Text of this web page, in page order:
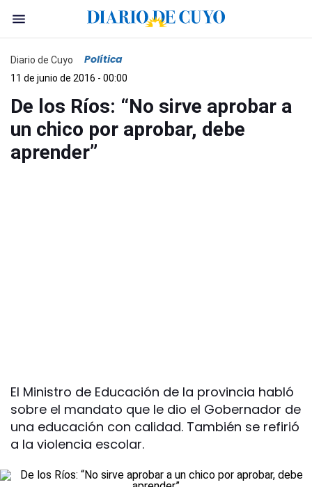
Diario de Cuyo Política
11 de junio de 2016 - 00:00
De los Ríos: “No sirve aprobar a
un chico por aprobar, debe
aprender”
El Ministro de Educación de la provincia habló
sobre el mandato que le dio el Gobernador de
una educación con calidad. También se refirió
a la violencia escolar.